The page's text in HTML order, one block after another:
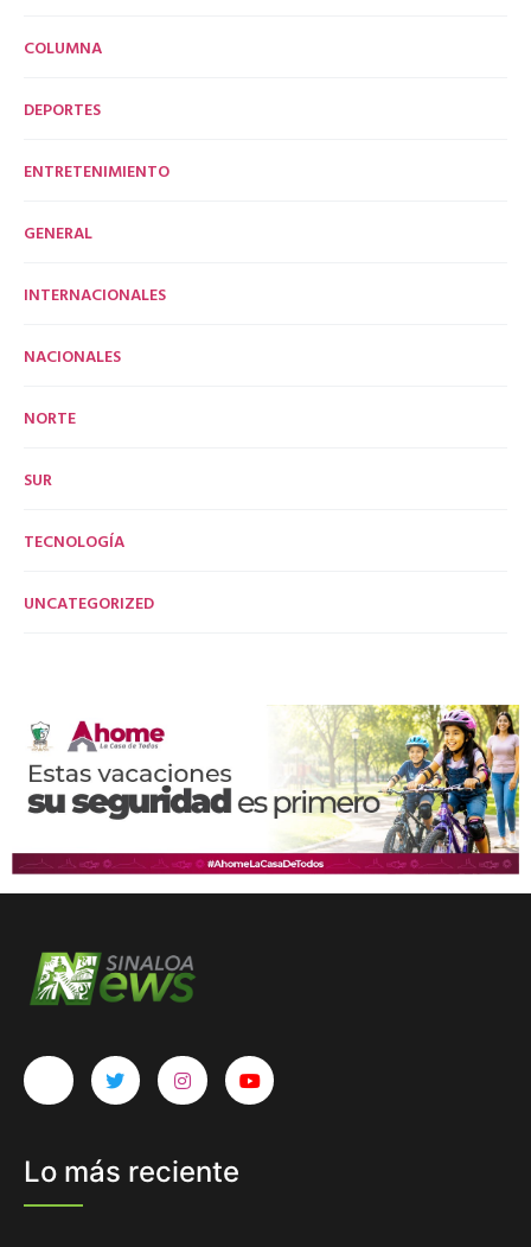
COLUMNA
DEPORTES
ENTRETENIMIENTO
GENERAL
INTERNACIONALES
NACIONALES
NORTE
SUR
TECNOLOGÍA
UNCATEGORIZED
Lo más reciente